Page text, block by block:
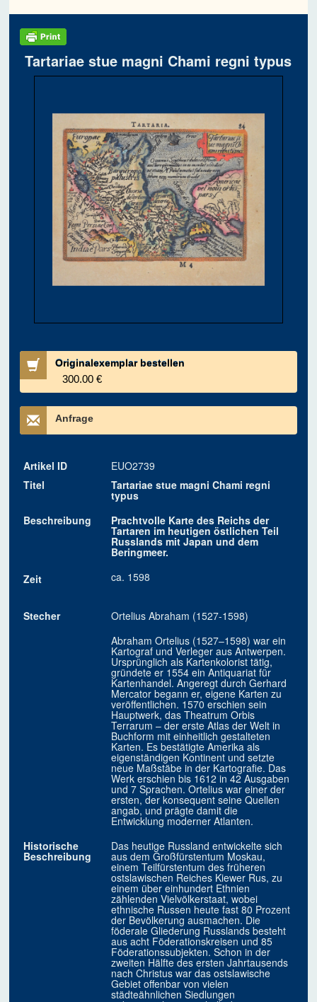
Tartariae stue magni Chami regni typus
Originalexemplar bestellen
300.00 €
Anfrage
Artikel ID
EUO2739
Titel
Tartariae stue magni Chami regni
typus
Beschreibung
Prachtvolle Karte des Reichs der
Tartaren im heutigen östlichen Teil
Russlands mit Japan und dem
Beringmeer.
Zeit
ca. 1598
Stecher
Ortelius Abraham (1527-1598)
Abraham Ortelius (1527–1598) war ein
Kartograf und Verleger aus Antwerpen.
Ursprünglich als Kartenkolorist tätig,
gründete er 1554 ein Antiquariat für
Kartenhandel. Angeregt durch Gerhard
Mercator begann er, eigene Karten zu
veröffentlichen. 1570 erschien sein
Hauptwerk, das Theatrum Orbis
Terrarum – der erste Atlas der Welt in
Buchform mit einheitlich gestalteten
Karten. Es bestätigte Amerika als
eigenständigen Kontinent und setzte
neue Maßstäbe in der Kartografie. Das
Werk erschien bis 1612 in 42 Ausgaben
und 7 Sprachen. Ortelius war einer der
ersten, der konsequent seine Quellen
angab, und prägte damit die
Entwicklung moderner Atlanten.
Historische
Beschreibung
Das heutige Russland entwickelte sich
aus dem Großfürstentum Moskau,
einem Teilfürstentum des früheren
ostslawischen Reiches Kiewer Rus, zu
einem über einhundert Ethnien
zählenden Vielvölkerstaat, wobei
ethnische Russen heute fast 80 Prozent
der Bevölkerung ausmachen. Die
föderale Gliederung Russlands besteht
aus acht Föderationskreisen und 85
Föderationssubjekten. Schon in der
zweiten Hälfte des ersten Jahrtausends
nach Christus war das ostslawische
Gebiet offenbar von vielen
städteähnlichen Siedlungen